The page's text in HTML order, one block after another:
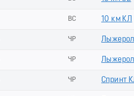
ВС 10 км КЛ
ЧР
ЧР
ЧР Спринт